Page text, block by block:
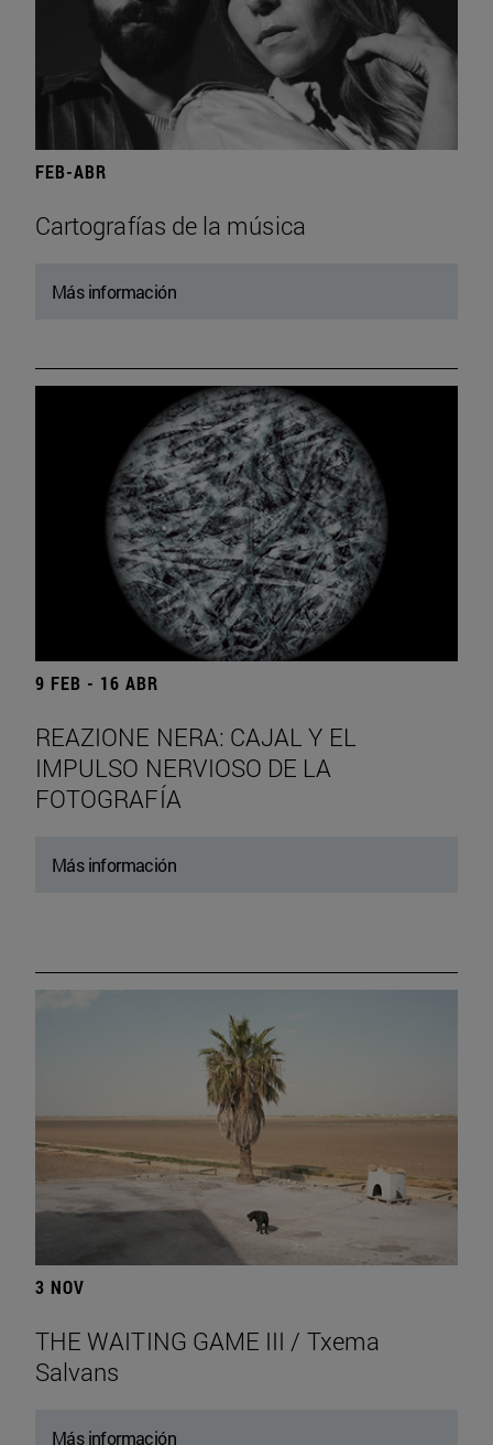
FEB-ABR
Cartografías de la música
Más información
9 FEB - 16 ABR
REAZIONE NERA: CAJAL Y EL
IMPULSO NERVIOSO DE LA
FOTOGRAFÍA
Más información
3 NOV
THE WAITING GAME III / Txema
Salvans
Más información